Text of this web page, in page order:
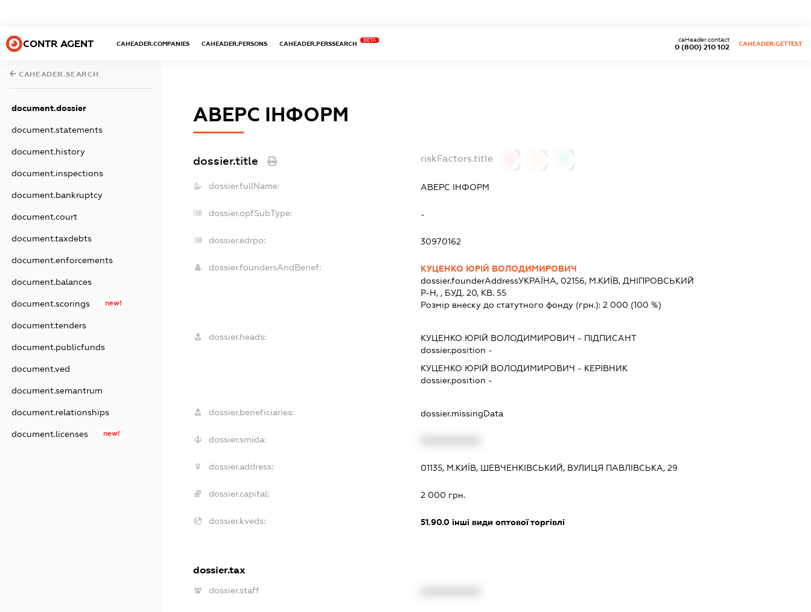
CONTR AGENT CAHEADER.COMPANIES CAHEADER.PERSONS CAHEADER.PERSSEARCH
BETA
0 (800) 210 102
caHeader.contact
CAHEADER.GETTEST
CAHEADER.SEARCH
document.dossier
document.statements
document.history
document.inspections
document.bankruptcy
document.court
document.taxdebts
document.enforcements
document.balances
document.scorings new!
document.tenders
document.publicfunds
document.ved
document.semantrum
document.relationships
document.licenses new!
АВЕРС ІНФОРМ
dossier.title riskFactors.title
dossier.fullName: АВЕРС ІНФОРМ
dossier.opfSubType: -
dossier.edrpo: 30970162
dossier.foundersAndBenef:
КУЦЕНКО ЮРІЙ ВОЛОДИМИРОВИЧ
dossier.founderAddressУКРАЇНА, 02156, М.КИЇВ, ДНІПРОВСЬКИЙ
Р-Н, , БУД. 20, КВ. 55
Розмір внеску до статутного фонду (грн.):2 000 (100 %)
dossier.heads: КУЦЕНКО ЮРІЙ ВОЛОДИМИРОВИЧ - ПІДПИСАНТ
dossier.position -
КУЦЕНКО ЮРІЙ ВОЛОДИМИРОВИЧ - КЕРІВНИК
dossier.position -
dossier.beneficiaries: dossier.missingData
dossier.smida:
dossier.address: 01135, М.КИЇВ, ШЕВЧЕНКІВСЬКИЙ, ВУЛИЦЯ ПАВЛІВСЬКА, 29
dossier.capital: 2 000 грн.
dossier.kveds: 51.90.0 інші види оптової торгівлі
dossier.tax
dossier.staff